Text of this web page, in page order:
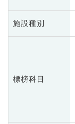
施設種別
標榜科目